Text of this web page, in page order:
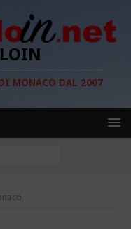
MONACO DAL 2007